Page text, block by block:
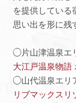
を提供している
思い出を形に残
◯片山津温泉エ
大江戸温泉物語
◯山代温泉エリ
リブマックスリ